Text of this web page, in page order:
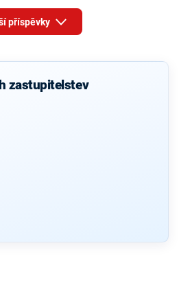
příspěvky
zastupitelstev